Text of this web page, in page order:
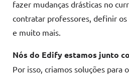
fazer mudanças drásticas no
contratar professores, definir
e muito mais.
Nós do Edify estamos junto
Por isso, criamos soluções para